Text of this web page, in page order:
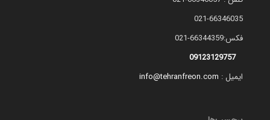
021-66346035
فکس:66344359-021
09123129757
ایمیل : info@tehranfreon.com